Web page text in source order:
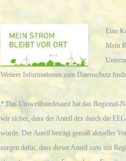
Eine
Mein
Weitere Informationen zum Datenschutz
* Das Umweltbundesamt hat das Regional-
wir sicher, dass der Anteil des durch die
wurde. Der Anteil beträgt gemäß aktueller
sorgen dafür, dass dieser Anteil stets mit